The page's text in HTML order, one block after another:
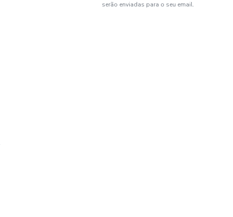
serão enviadas para o seu email.